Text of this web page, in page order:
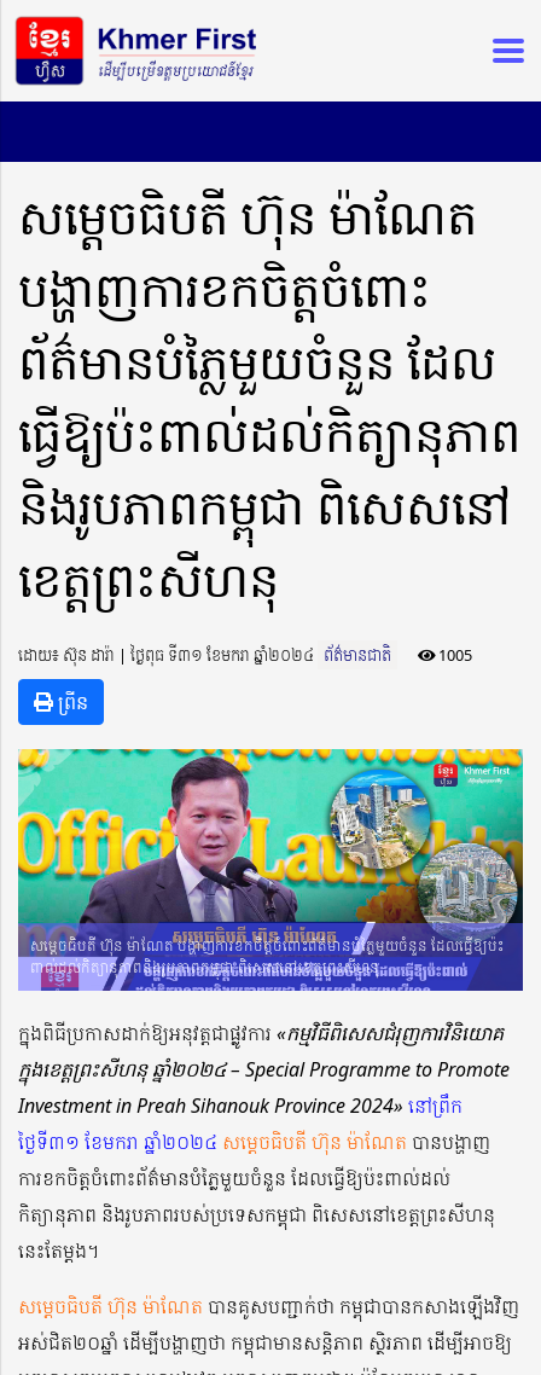
សម្តេចធិបតី ហ៊ុន ម៉ាណែត
បង្ហាញការខកចិត្តចំពោះ
ព័ត៌មានបំភ្លៃមួយចំនួន ដែល
ធ្វើឱ្យប៉ះពាល់ដល់កិត្យានុភាព
និងរូបភាពកម្ពុជា ពិសេសនៅ
ខេត្តព្រះសីហនុ
ដោយ៖ ស៊ុន ដារ៉ា ​​ | ថ្ងៃពុធ ទី៣១ ខែមករា ឆ្នាំ២០២៤ ព័ត៌មានជាតិ 1005
ព្រីន
សម្តេចធិបតី ហ៊ុន ម៉ាណែត បង្ហាញការខកចិត្តចំពោះព័ត៌មានបំភ្លៃមួយចំនួន ដែលធ្វើឱ្យប៉ះ
ពាល់ដល់កិត្យានុភាពនិងរូបភាពកម្ពុជា ពិសេសនៅខេត្តព្រះសីហនុ
ក្នុងពិធីប្រកាសដាក់ឱ្យអនុវត្តជាផ្លូវការ «កម្មវិធីពិសេសជំរុញការវិនិយោគ
ក្នុងខេត្តព្រះសីហនុ ឆ្នាំ២០២៤ – Special Programme to Promote
Investment in Preah Sihanouk Province 2024» នៅព្រឹក
ថ្ងៃទី៣១ ខែមករា ឆ្នាំ២០២៤ សម្តេចធិបតី ហ៊ុន ម៉ាណែត បានបង្ហាញ
ការខកចិត្តចំពោះព័ត៌មានបំភ្លៃមួយចំនួន ដែលធ្វើឱ្យប៉ះពាល់ដល់
កិត្យានុភាព និងរូបភាពរបស់ប្រទេសកម្ពុជា ពិសេសនៅខេត្តព្រះសីហនុ
នេះតែម្តង។
សម្តេចធិបតី ហ៊ុន ម៉ាណែត បានគូសបញ្ជាក់ថា កម្ពុជាបានកសាងឡើងវិញ
អស់ជិត២០ឆ្នាំ ដើម្បីបង្ហាញថា កម្ពុជាមានសន្ដិភាព ស្ថិរភាព ដើម្បីអាចឱ្យ